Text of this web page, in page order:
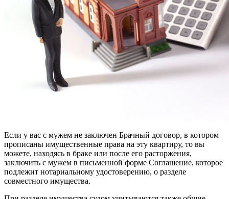
Если у вас с мужем не заключен Брачный договор, в котором
прописаны имущественные права на эту квартиру, то вы
можете, находясь в браке или после его расторжения,
заключить с мужем в письменной форме Соглашение, которое
подлежит нотариальному удостоверению, о разделе
совместного имущества.